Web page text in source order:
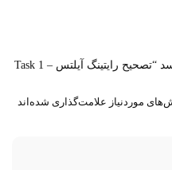
اولین کسی باشید که دیدگاهی می نویسد “تصحیح رایتینگ آیلتس – Task 1
موردنیاز علامت‌گذاری شده‌اند